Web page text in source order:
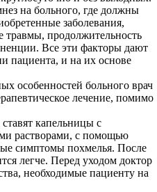
на больного, где должны
заболевания,
травмы, продолжительность
Все эти факторы дают
пациента, и на их основе
особенностей больного врач
лечение, помимо
капельницы с
растворами, с помощью
симптомы похмелья. После
легче. Перед уходом доктор
необходимые пациенту на